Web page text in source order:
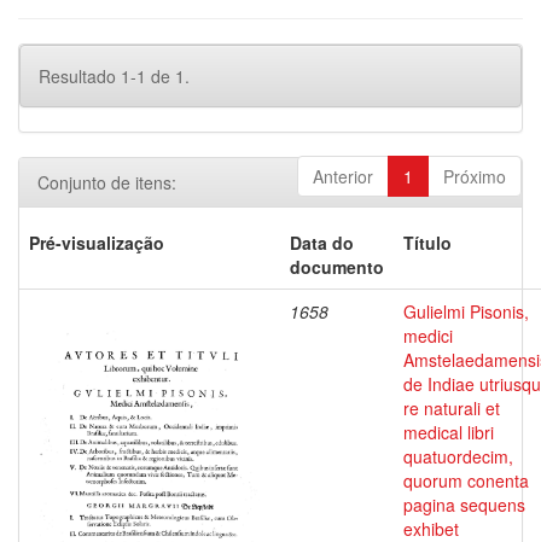
Resultado 1-1 de 1.
Anterior 1 Próximo
Conjunto de itens:
Pré-visualização
Data do
documento
Título
1658
Gulielmi Pisonis,
medici
de Indiae
re naturali et
medical libri
quatuordecim,
quorum conenta
pagina sequens
exhibet